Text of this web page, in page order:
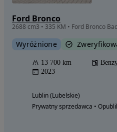
Ford Bronco
Wyróżnione
13 700 km
2023
Lublin (Lubelskie)
Prywatny sprzedawca •